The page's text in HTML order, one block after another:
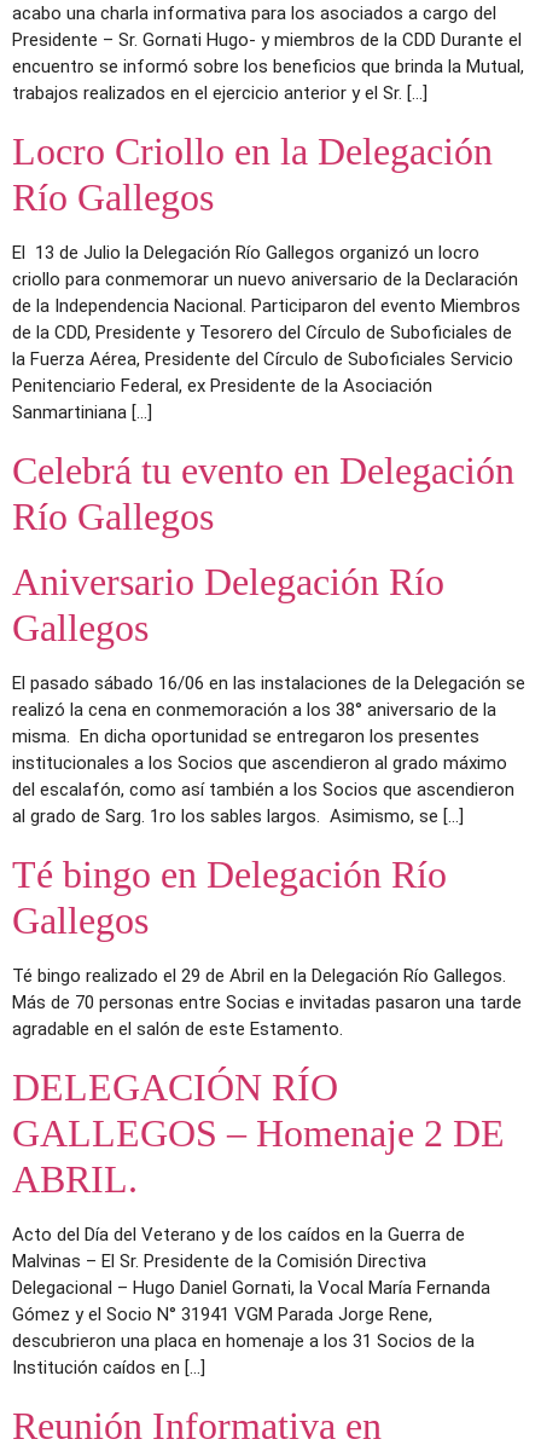
acabo una charla informativa para los asociados a cargo del
Presidente – Sr. Gornati Hugo- y miembros de la CDD Durante el
encuentro se informó sobre los beneficios que brinda la Mutual,
trabajos realizados en el ejercicio anterior y el Sr. […]
Locro Criollo en la Delegación
Río Gallegos
El 13 de Julio la Delegación Río Gallegos organizó un locro
criollo para conmemorar un nuevo aniversario de la Declaración
de la Independencia Nacional. Participaron del evento Miembros
de la CDD, Presidente y Tesorero del Círculo de Suboficiales de
la Fuerza Aérea, Presidente del Círculo de Suboficiales Servicio
Penitenciario Federal, ex Presidente de la Asociación
Sanmartiniana […]
Celebrá tu evento en Delegación
Río Gallegos
Aniversario Delegación Río
Gallegos
El pasado sábado 16/06 en las instalaciones de la Delegación se
realizó la cena en conmemoración a los 38° aniversario de la
misma. En dicha oportunidad se entregaron los presentes
institucionales a los Socios que ascendieron al grado máximo
del escalafón, como así también a los Socios que ascendieron
al grado de Sarg. 1ro los sables largos. Asimismo, se […]
Té bingo en Delegación Río
Gallegos
Té bingo realizado el 29 de Abril en la Delegación Río Gallegos.
Más de 70 personas entre Socias e invitadas pasaron una tarde
agradable en el salón de este Estamento.
DELEGACIÓN RÍO
GALLEGOS – Homenaje 2 DE
ABRIL.
Acto del Día del Veterano y de los caídos en la Guerra de
Malvinas – El Sr. Presidente de la Comisión Directiva
Delegacional – Hugo Daniel Gornati, la Vocal María Fernanda
Gómez y el Socio N° 31941 VGM Parada Jorge Rene,
descubrieron una placa en homenaje a los 31 Socios de la
Institución caídos en […]
Reunión Informativa en